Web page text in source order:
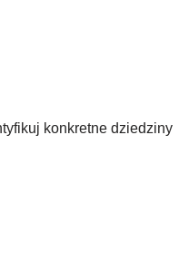
konkretne dziedziny